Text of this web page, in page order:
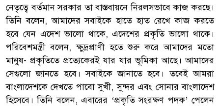
নেতৃত্বে বর্তমান সরকার তা বাস্তবায়নে নিরলসভাবে কাজ করছে।
তিনি বলেন, আমাদের সবাইকে হাতে হাত রেখে কাজ করতে
হবে যেন এদেশ ভালো থাকে, এদেশের প্রকৃতি ভালো থাকে।
পরিবেশমন্ত্রী বলেন, ক্ষুদ্রপ্রাণী হতে শুরু করে আমাদের মতো
মানুষ- প্রকৃতিতে প্রত্যেকেরই যার যার ভূমিকা আছে। আমাদের
সেগুলো জানতে হবে। সবাইকে জানাতে হবে। তবেই আমরা
বাংলাদেশকে দেখতে পাবো সুখী, সুন্দর এবং সোনার বাংলাদেশ
হিসেবে। তিনি বলেন, এবারের ‘প্রকৃতি সংরক্ষণ পদক’ পেলেন